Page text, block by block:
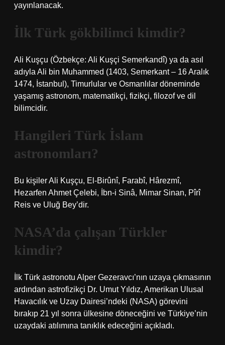
yayınlanacak.
İlk Türk gökbilimci kimdir?
Ali Kuşçu (Özbekçe: Ali Kuşçi Semerkandî) ya da asıl
adıyla Ali bin Muhammed (1403, Semerkant – 16 Aralık
1474, İstanbul), Timurlular ve Osmanlılar döneminde
yaşamış astronom, matematikçi, fizikçi, filozof ve dil
bilimcidir.
Hangileri Türk İslam
astronomları?
Bu kişiler Ali Kuşçu, El-Birûnî, Farabî, Hârezmî,
Hezarfen Ahmet Çelebi, İbn-i Sinâ, Mimar Sinan, Pîrî
Reis ve Uluğ Bey’dir.
NASA’da çalışan Türkler
kimdir?
İlk Türk astronotu Alper Gezeravcı’nın uzaya çıkmasının
ardından astrofizikçi Dr. Umut Yıldız, Amerikan Ulusal
Havacılık ve Uzay Dairesi’ndeki (NASA) görevini
bırakıp 21 yıl sonra ülkesine döneceğini ve Türkiye’nin
uzaydaki atılımına tanıklık edeceğini açıkladı.